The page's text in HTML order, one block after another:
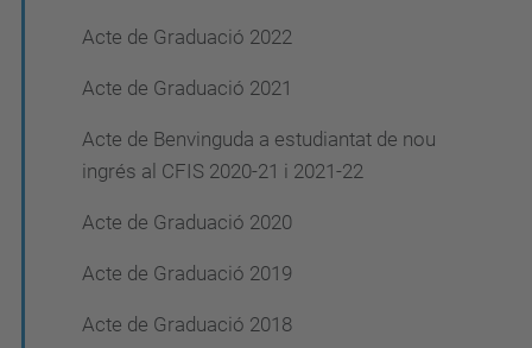
Acte de Graduació 2022
Acte de Graduació 2021
Acte de Benvinguda a estudiantat de nou
ingrés al CFIS 2020-21 i 2021-22
Acte de Graduació 2020
Acte de Graduació 2019
Acte de Graduació 2018